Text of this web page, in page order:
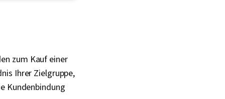
Vertrieb,
Marketing-
zum Kauf einer
Ihrer Zielgruppe,
Kundenbindung